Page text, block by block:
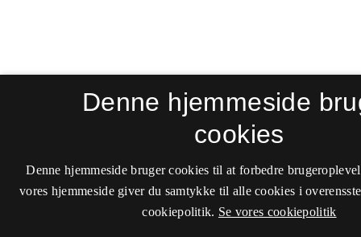
Denne hjemmeside
cookies
Denne hjemmeside bruger cookies til at forbedre
vores hjemmeside giver du samtykke til alle cookies i
cookiepolitik. Se vores cookiepolitik